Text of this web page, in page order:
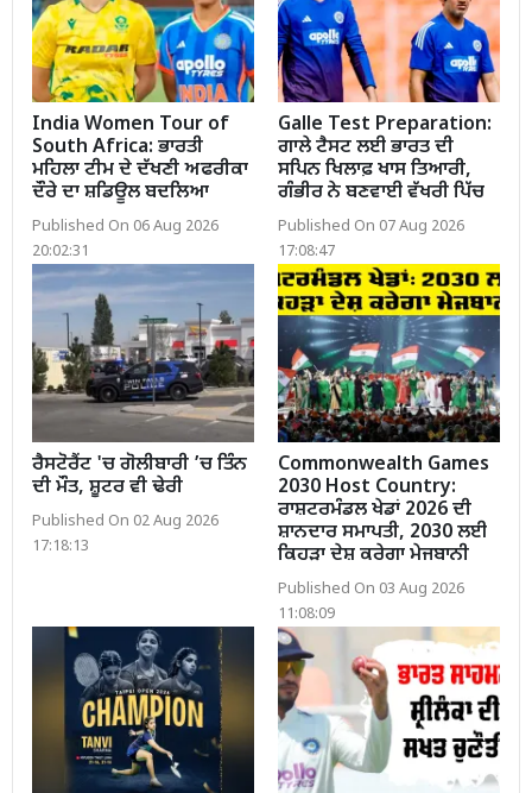
India Women Tour of
South Africa: ਭਾਰਤੀ
ਮਹਿਲਾ ਟੀਮ ਦੇ ਦੱਖਣੀ ਅਫਰੀਕਾ
ਦੌਰੇ ਦਾ ਸ਼ਡਿਊਲ ਬਦਲਿਆ
Published On 06 Aug 2026
20:02:31
Galle Test Preparation:
ਗਾਲੇ ਟੈਸਟ ਲਈ ਭਾਰਤ ਦੀ
ਸਪਿਨ ਖਿਲਾਫ਼ ਖਾਸ ਤਿਆਰੀ,
ਗੰਭੀਰ ਨੇ ਬਣਵਾਈ ਵੱਖਰੀ ਪਿੱਚ
Published On 07 Aug 2026
17:08:47
ਰੈਸਟੋਰੈਂਟ 'ਚ ਗੋਲੀਬਾਰੀ ’ਚ ਤਿੰਨ
ਦੀ ਮੌਤ, ਸ਼ੂਟਰ ਵੀ ਢੇਰੀ
Published On 02 Aug 2026
17:18:13
Commonwealth Games
2030 Host Country:
ਰਾਸ਼ਟਰਮੰਡਲ ਖੇਡਾਂ 2026 ਦੀ
ਸ਼ਾਨਦਾਰ ਸਮਾਪਤੀ, 2030 ਲਈ
ਕਿਹੜਾ ਦੇਸ਼ ਕਰੇਗਾ ਮੇਜਬਾਨੀ
Published On 03 Aug 2026
11:08:09